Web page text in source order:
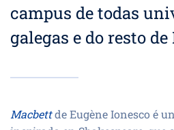
campus de todas
galegas e do resto de
Macbettde Eugène Ionesco é